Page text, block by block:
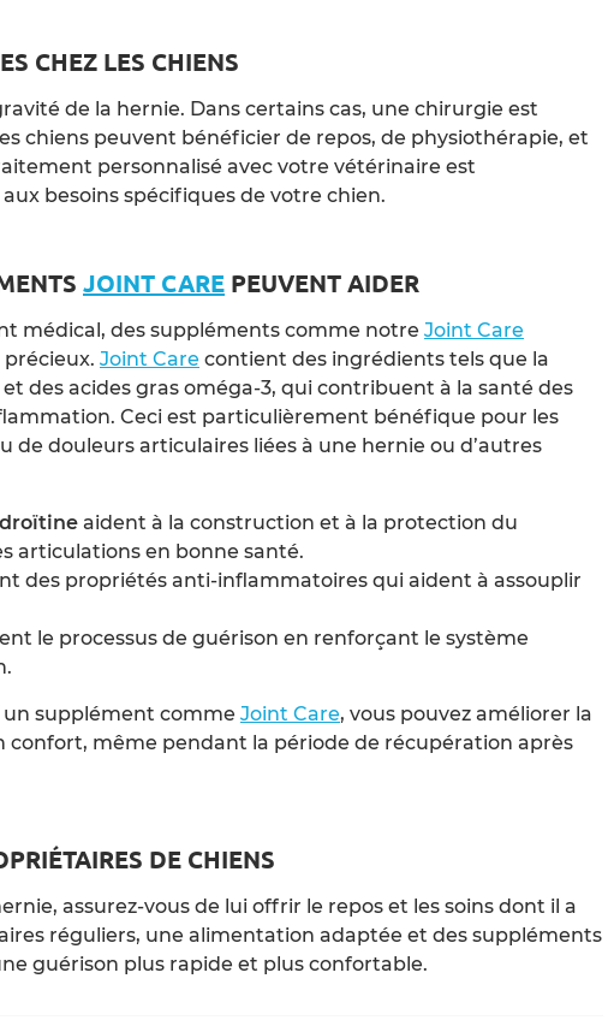
CHEZ LES CHIENS
de la hernie. Dans certains cas, une chirurgie est
chiens peuvent bénéficier de repos, de physiothérapie, et
personnalisé avec votre vétérinaire est
besoins spécifiques de votre chien.
JOINT CARE PEUVENT AIDER
médical, des suppléments comme notre Joint Care
Joint Care contient des ingrédients tels que la
des acides gras oméga-3, qui contribuent à la santé des
Ceci est particulièrement bénéfique pour les
de douleurs articulaires liées à une hernie ou d’autres
aident à la construction et à la protection du
articulations en bonne santé.
des propriétés anti-inflammatoires qui aident à assouplir
le processus de guérison en renforçant le système
supplément comme Joint Care, vous pouvez améliorer la
confort, même pendant la période de récupération après
DE CHIENS
assurez-vous de lui offrir le repos et les soins dont il a
réguliers, une alimentation adaptée et des suppléments
guérison plus rapide et plus confortable.